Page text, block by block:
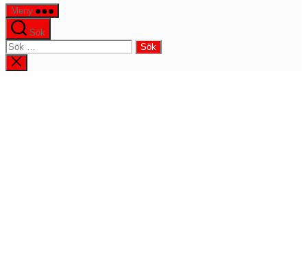
Meny
Sök
Sök
efter:
Stäng
sökningen